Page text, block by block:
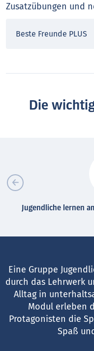
Zusatzübungen und
Beste Freunde PLUS
Die
Jugendliche lernen
Eine Gruppe
durch das Lehrwerk
Alltag in
Modul erleben
Protagonisten die
Spaß